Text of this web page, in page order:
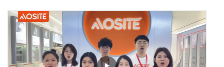
कई नए और पुराने ग्राहकों को रुकने के लिए आकर्षित किया!